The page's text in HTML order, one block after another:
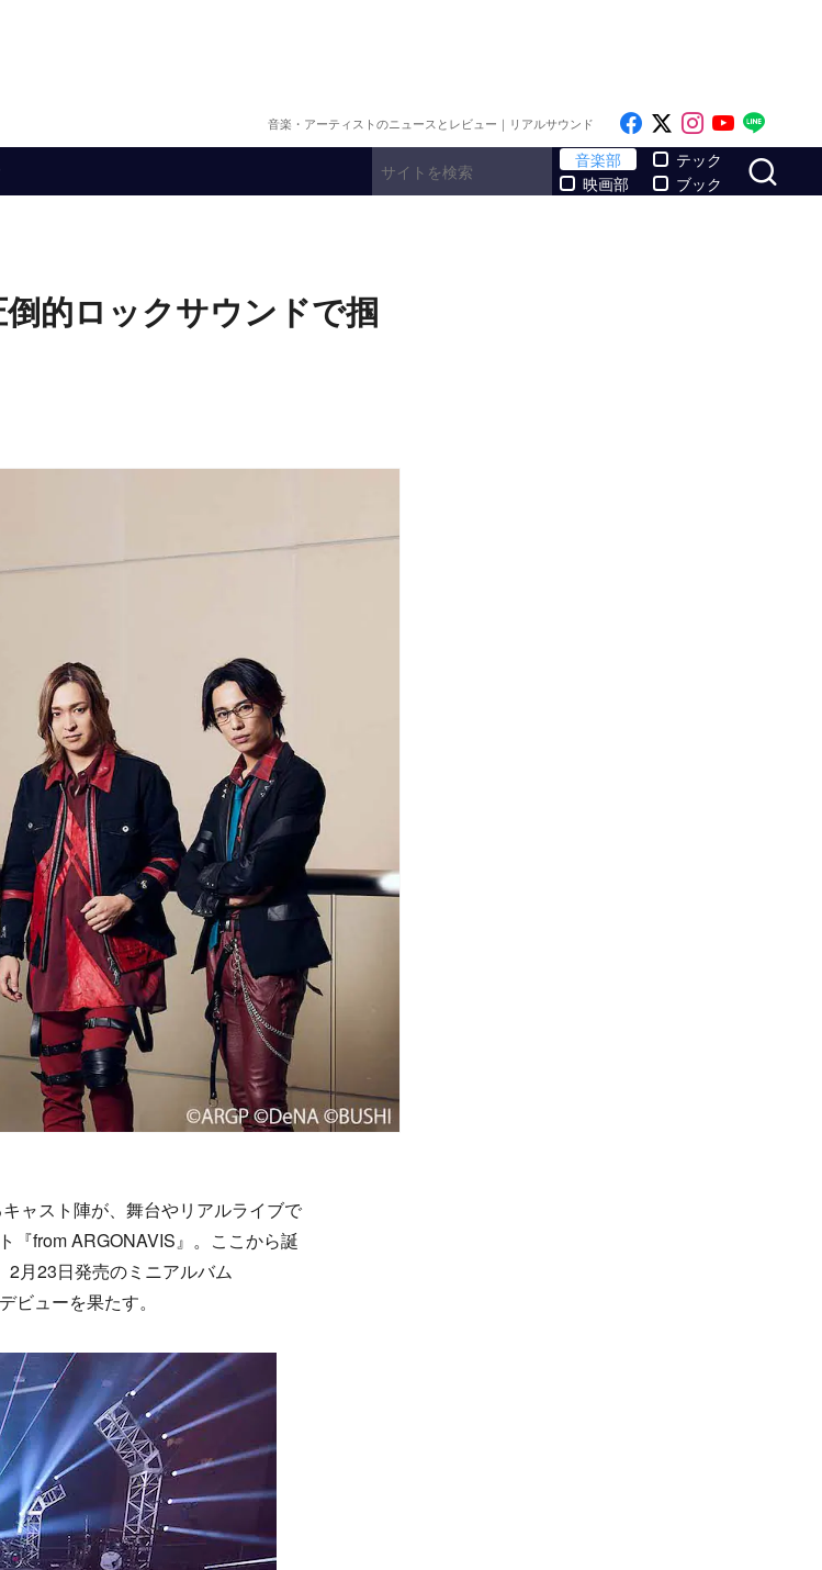
音楽・アーティストのニュースとレビュー｜リアルサウンド Like on Facebook
Follow on x
Follow on
Follow
音楽部
映画部
テック
ブック
的ロックサウンドで掴
ャスト陣が、舞台やリアルライブで
『from ARGONAVIS』。ここから誕
2月23日発売のミニアルバム
ビューを果たす。